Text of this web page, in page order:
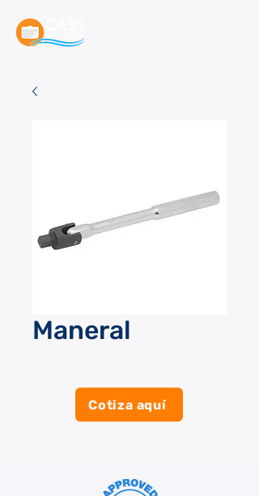
Maneral
Cotiza aquí